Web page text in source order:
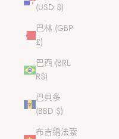
(USD $)
巴林 (GBP
£)
巴西 (BRL
R$)
巴貝多
(BBD $)
布吉納法索